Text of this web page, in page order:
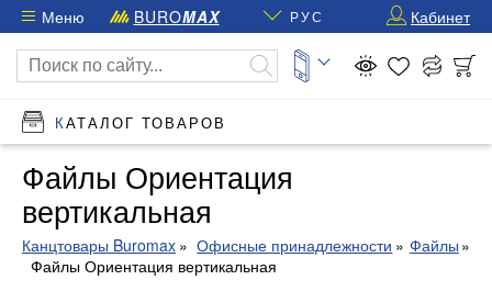
Меню BUROMAX РУС Кабинет
КАТАЛОГ ТОВАРОВ
Файлы Ориентация
вертикальная
Канцтовары Buromax Офисные принадлежности
Файлы
Файлы Ориентация вертикальная